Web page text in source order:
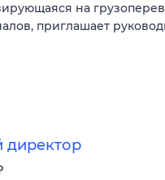
на
приглашает
директор